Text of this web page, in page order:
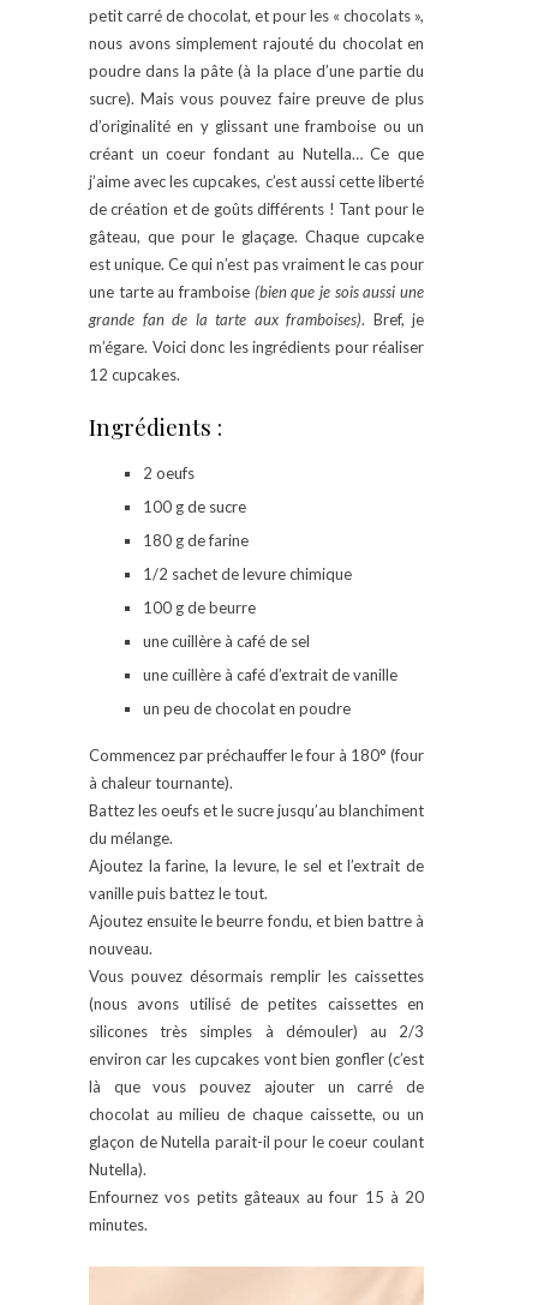
petit carré de chocolat, et pour les « chocolats »,
nous avons simplement rajouté du chocolat en
poudre dans la pâte (à la place d’une partie du
sucre). Mais vous pouvez faire preuve de plus
d’originalité en y glissant une framboise ou un
créant un coeur fondant au Nutella… Ce que
j’aime avec les cupcakes, c’est aussi cette liberté
de création et de goûts différents ! Tant pour le
gâteau, que pour le glaçage. Chaque cupcake
est unique. Ce qui n’est pas vraiment le cas pour
une tarte au framboise (bien que je sois aussi une
grande fan de la tarte aux framboises). Bref, je
m’égare. Voici donc les ingrédients pour réaliser
12 cupcakes.
Ingrédients :
2 oeufs
100 g de sucre
180 g de farine
1/2 sachet de levure chimique
100 g de beurre
une cuillère à café de sel
une cuillère à café d’extrait de vanille
un peu de chocolat en poudre
Commencez par préchauffer le four à 180° (four
à chaleur tournante).
Battez les oeufs et le sucre jusqu’au blanchiment
du mélange.
Ajoutez la farine, la levure, le sel et l’extrait de
vanille puis battez le tout.
Ajoutez ensuite le beurre fondu, et bien battre à
nouveau.
Vous pouvez désormais remplir les caissettes
(nous avons utilisé de petites caissettes en
silicones très simples à démouler) au 2/3
environ car les cupcakes vont bien gonfler (c’est
là que vous pouvez ajouter un carré de
chocolat au milieu de chaque caissette, ou un
glaçon de Nutella parait-il pour le coeur coulant
Nutella).
Enfournez vos petits gâteaux au four 15 à 20
minutes.